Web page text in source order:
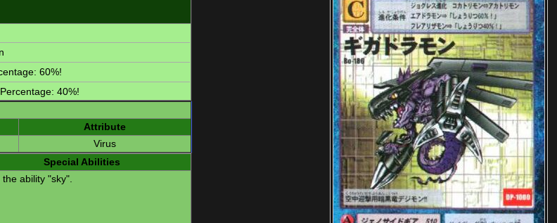
60%!
40%!
Attribute
Virus
Special Abilities
ability "sky".